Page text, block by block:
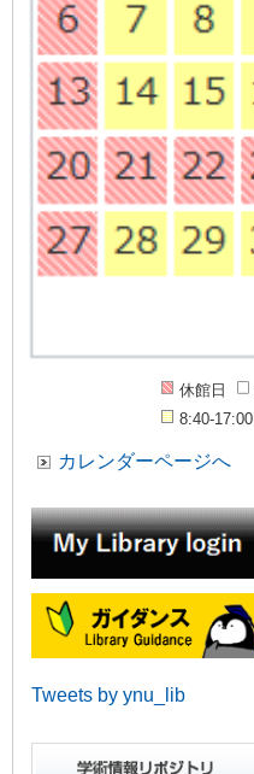
休館日
8:40-17:00
カレンダーページへ
Tweets by ynu_lib